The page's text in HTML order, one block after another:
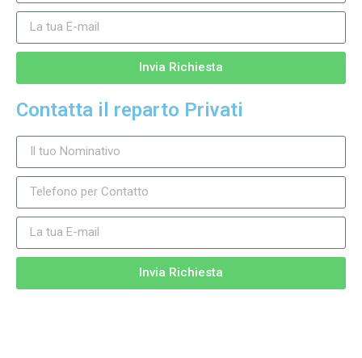
Invia Richiesta
Contatta il reparto Privati
Invia Richiesta